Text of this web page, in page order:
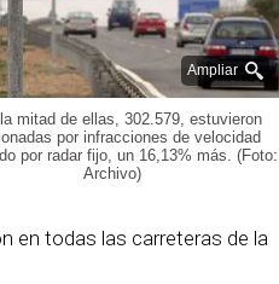
Ampliar
mitad de ellas, 302.579, estuvieron
por infracciones de velocidad
por radar fijo, un 16,13% más. (Foto:
Archivo)
en todas las carreteras de la